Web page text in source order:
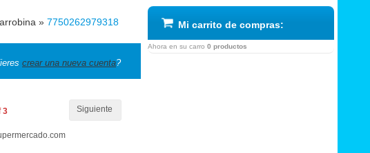
» 7750262979318
crear una nueva cuenta?
Siguiente
3
Mi carrito de compras:
Ahora en su carro 0 productos